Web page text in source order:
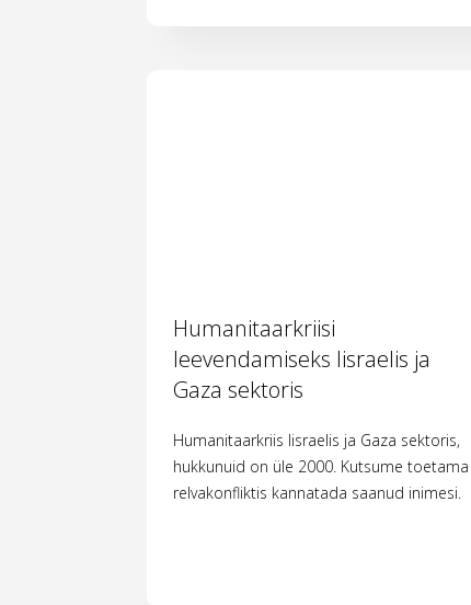
Humanitaarkriisi
leevendamiseks Iisraelis ja
Gaza sektoris
Humanitaarkriis Iisraelis ja Gaza sektoris,
hukkunuid on üle 2000. Kutsume toetama
relvakonfliktis kannatada saanud inimesi.